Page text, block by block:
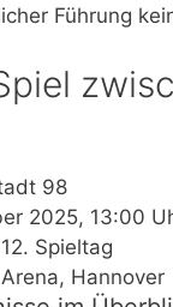
Führung
98
2025, 13:00
Spieltag
Hannover